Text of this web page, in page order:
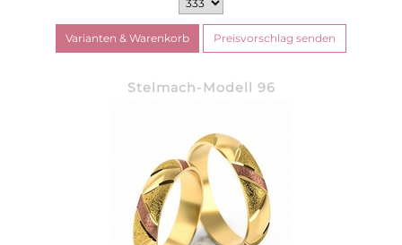
Stelmach-Modell 96